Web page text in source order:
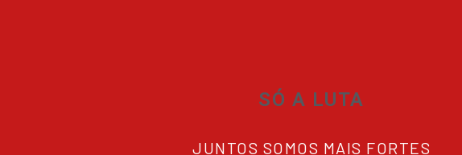
SÓ A LUTA
JUNTOS SOMOS MAIS FORTES